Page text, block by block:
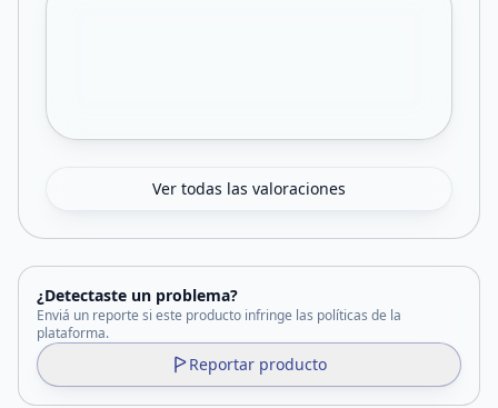
Ver todas las valoraciones
¿Detectaste un problema?
Enviá un reporte si este producto infringe las políticas de la
plataforma.
Reportar producto